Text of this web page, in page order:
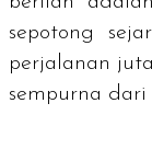
sepotong
perjalanan
sempurna dari